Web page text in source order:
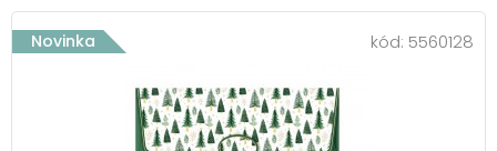
Novinka kód: 5560128